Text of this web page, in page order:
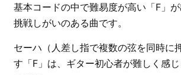
基本コードの中で難易度が高い「F」が
挑戦しがいのある曲です。
セーハ（人差し指で複数の弦を同時に
す「F」は、ギター初心者が難しく感